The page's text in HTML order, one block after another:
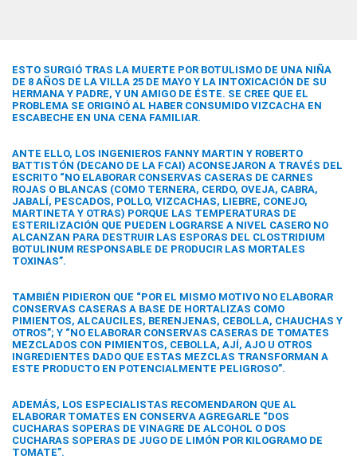
ESTO SURGIÓ TRAS LA MUERTE POR BOTULISMO DE UNA NIÑA
DE 8 AÑOS DE LA VILLA 25 DE MAYO Y LA INTOXICACIÓN DE SU
HERMANA Y PADRE, Y UN AMIGO DE ÉSTE. SE CREE QUE EL
PROBLEMA SE ORIGINÓ AL HABER CONSUMIDO VIZCACHA EN
ESCABECHE EN UNA CENA FAMILIAR.
ANTE ELLO, LOS INGENIEROS FANNY MARTIN Y ROBERTO
BATTISTÓN (DECANO DE LA FCAI) ACONSEJARON A TRAVÉS DEL
ESCRITO “NO ELABORAR CONSERVAS CASERAS DE CARNES
ROJAS O BLANCAS (COMO TERNERA, CERDO, OVEJA, CABRA,
JABALÍ, PESCADOS, POLLO, VIZCACHAS, LIEBRE, CONEJO,
MARTINETA Y OTRAS) PORQUE LAS TEMPERATURAS DE
ESTERILIZACIÓN QUE PUEDEN LOGRARSE A NIVEL CASERO NO
ALCANZAN PARA DESTRUIR LAS ESPORAS DEL CLOSTRIDIUM
BOTULINUM RESPONSABLE DE PRODUCIR LAS MORTALES
TOXINAS”.
TAMBIÉN PIDIERON QUE “POR EL MISMO MOTIVO NO ELABORAR
CONSERVAS CASERAS A BASE DE HORTALIZAS COMO
PIMIENTOS, ALCAUCILES, BERENJENAS, CEBOLLA, CHAUCHAS Y
OTROS”; Y “NO ELABORAR CONSERVAS CASERAS DE TOMATES
MEZCLADOS CON PIMIENTOS, CEBOLLA, AJÍ, AJO U OTROS
INGREDIENTES DADO QUE ESTAS MEZCLAS TRANSFORMAN A
ESTE PRODUCTO EN POTENCIALMENTE PELIGROSO”.
ADEMÁS, LOS ESPECIALISTAS RECOMENDARON QUE AL
ELABORAR TOMATES EN CONSERVA AGREGARLE “DOS
CUCHARAS SOPERAS DE VINAGRE DE ALCOHOL O DOS
CUCHARAS SOPERAS DE JUGO DE LIMÓN POR KILOGRAMO DE
TOMATE”.